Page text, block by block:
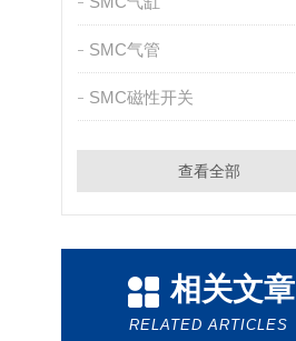
SMC气管
SMC磁性开关
查看全部
相关文章
RELATED ARTICLES